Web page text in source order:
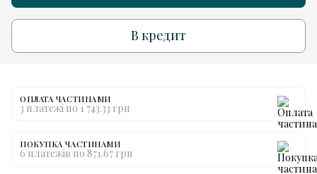
В кредит
ОПЛАТА ЧАСТИНАМИ
3 платежі по 1 743.33 грн
ПОКУПКА ЧАСТИНАМИ
6 платежів по 871.67 грн